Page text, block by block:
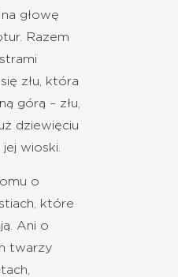
głowę
Razem
złu, która
górą – złu,
dziewięciu
wioski.
o
które
Ani o
twarzy